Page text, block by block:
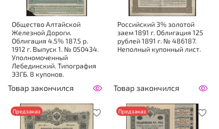
Общество Алтайской
Железной Дороги.
Облигация 4.5% 187.5 р.
1912 г. Выпуск 1. № 050434.
Уполномоченный
Лебединский. Типография
ЭЗГБ. 8 купонов.
Товар закончился
Российский 3% золотой
заем 1891 г. Облигация 125
рублей 1891 г. № 486187.
Неполный купонный лист.
Товар закончился
Предзаказ Предзаказ